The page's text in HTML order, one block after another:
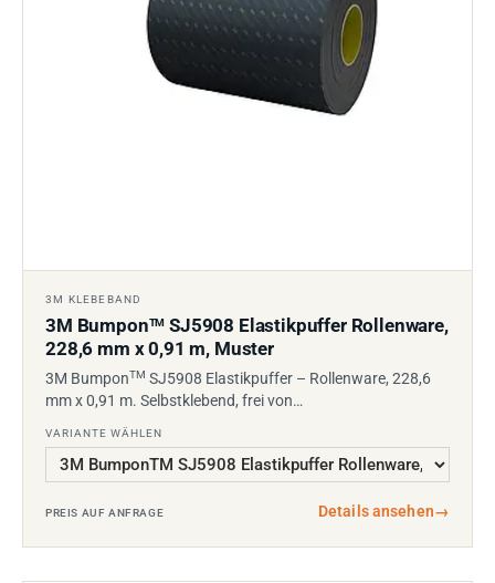
3M KLEBEBAND
3M BumponTM SJ5908 Elastikpuffer Rollenware,
228,6 mm x 0,91 m, Muster
3M BumponTM SJ5908 Elastikpuffer – Rollenware, 228,6
mm x 0,91 m. Selbstklebend, frei von…
VARIANTE WÄHLEN
PREIS AUF ANFRAGE Details ansehen→